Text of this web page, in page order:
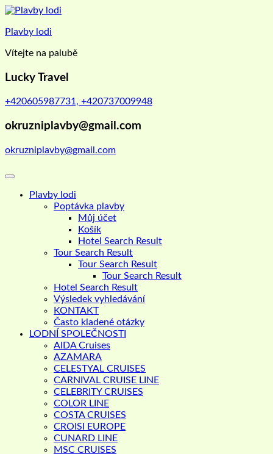
Skip
content
Plavby lodi
Vítejte na palubě
Lucky Travel
+420605987731, +420737009948
okruzniplavby@gmail.com
okruzniplavby@gmail.com
Plavby lodi
Poptávka plavby
Můj účet
Košík
Hotel Search Result
Tour Search Result
Tour Search Result
Tour Search Result
Hotel Search Result
Výsledek vyhledávání
KONTAKT
Často kladené otázky
LODNÍ SPOLEČNOSTI
AIDA Cruises
AZAMARA
CELESTYAL CRUISES
CARNIVAL CRUISE LINE
CELEBRITY CRUISES
COLOR LINE
COSTA CRUISES
CROISI EUROPE
CUNARD LINE
MSC CRUISES